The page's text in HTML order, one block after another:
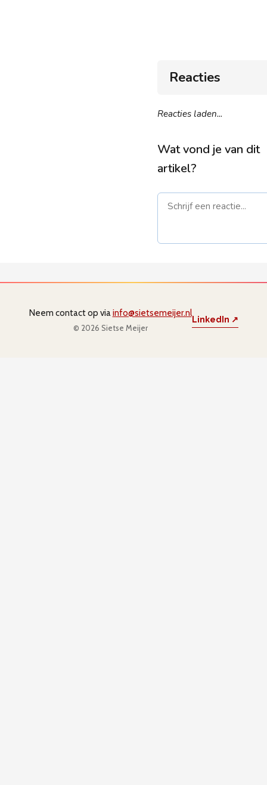
Reacties
Reacties laden...
Wat vond je van dit
artikel?
Neem contact op viainfo@sietsemeijer.nl
© 2026 Sietse Meijer
LinkedIn ↗